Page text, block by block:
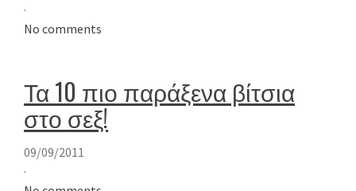
·
No comments
Τα 10 πιο παράξενα βίτσια
στο σεξ!
09/09/2011
·